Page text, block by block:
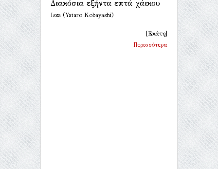
Διακόσια εξήντα επτά χάικου
Issa (Yataro Kobayashi)
[Εκάτη]
Περισσότερα